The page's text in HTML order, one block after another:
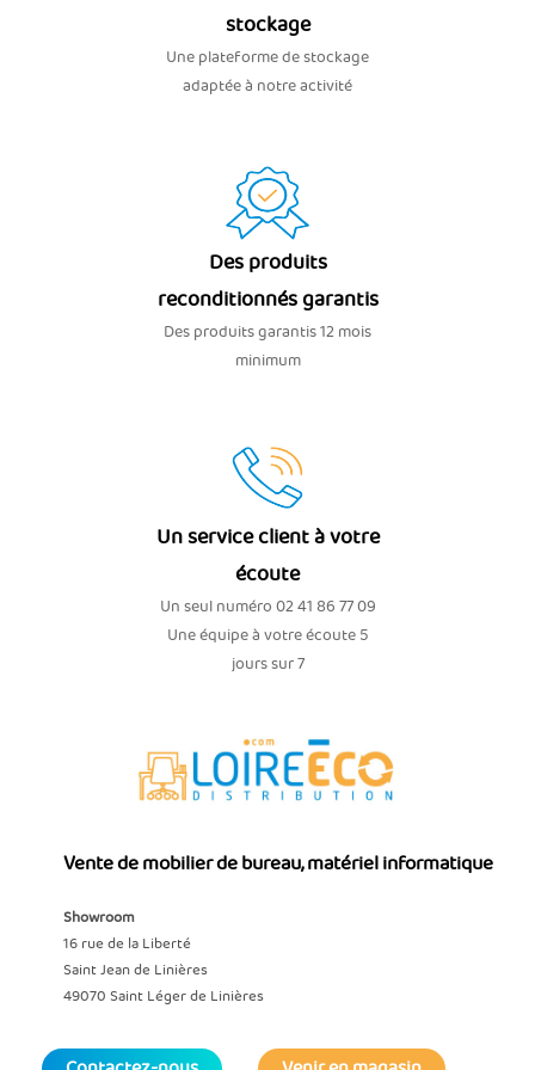
stockage
Une plateforme de stockage
adaptée à notre activité
Des produits
reconditionnés garantis
Des produits garantis 12 mois
minimum
Un service client à votre
écoute
Un seul numéro 02 41 86 77 09
Une équipe à votre écoute 5
jours sur 7
Vente de mobilier de bureau, matériel informatique
Showroom
16 rue de la Liberté
Saint Jean de Linières
49070 Saint Léger de Linières